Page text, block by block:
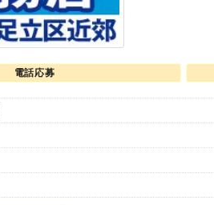
電話応募